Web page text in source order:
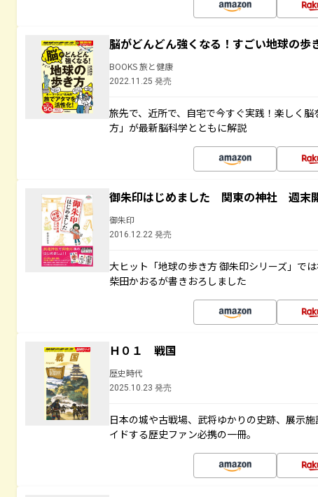
脳がどんどん強くなる！すごい地球の歩
BOOKS 旅と健康
2022.11.25 発売
旅先で、近所で、自宅で今すぐ実践！楽しく
方」が最新脳科学とともに解説
御朱印はじめました 関東の神社 週末
御朱印
2016.12.22 発売
大ヒット「地球の歩き方 御朱印シリーズ」で
柴田かおるが書きおろしました
Ｈ０１ 戦国
歴史時代
2025.10.23 発売
日本の城や古戦場、武将ゆかりの史跡、展示
イドする歴史ファン必携の一冊。